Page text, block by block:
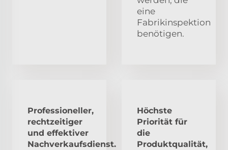
eine
Fabrikinspektion
benötigen.
Professioneller,
rechtzeitiger
und effektiver
Nachverkaufsdienst.
Höchste
Priorität für
die
Produktqualität,